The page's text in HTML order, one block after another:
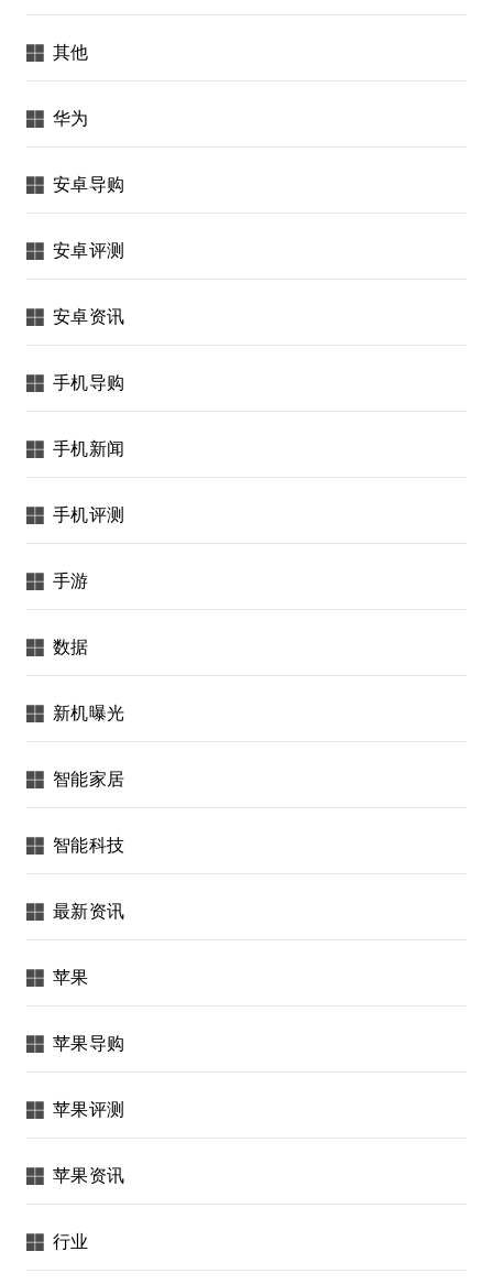
其他
华为
安卓导购
安卓评测
安卓资讯
手机导购
手机新闻
手机评测
手游
数据
新机曝光
智能家居
智能科技
最新资讯
苹果
苹果导购
苹果评测
苹果资讯
行业